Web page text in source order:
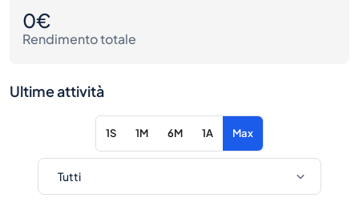
0€
Rendimento totale
Ultime attività
1S 1M 6M 1A Max